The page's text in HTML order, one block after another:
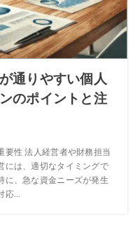
通りやすい個人
のポイントと注
要性 法人経営者や財務担当
には、適切なタイミングで
に、急な資金ニーズが発生
応...